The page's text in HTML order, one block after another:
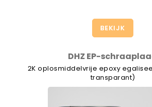
BEKIJK
DHZ EP-
2K oplosmiddelvrije epoxy
transparant)